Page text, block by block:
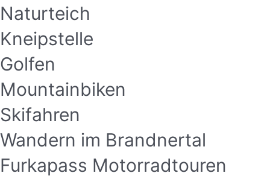
Naturteich
Kneipstelle
Golfen
Mountainbiken
Skifahren
Wandern im Brandnertal
Furkapass Motorradtouren